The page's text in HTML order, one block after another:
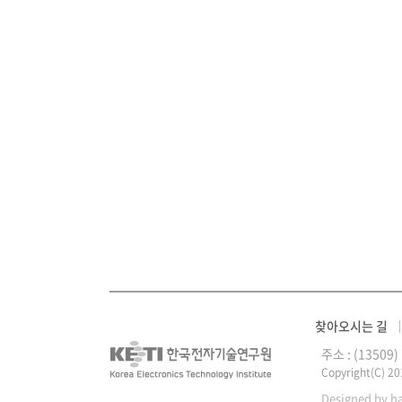
찾아오시는 길
주소 : (13509)
Copyright(C)
Designed by